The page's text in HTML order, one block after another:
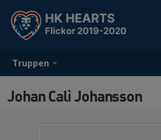
Truppen
HK HEARTS
Flickor 2019-2020
Johan Calì Johansson